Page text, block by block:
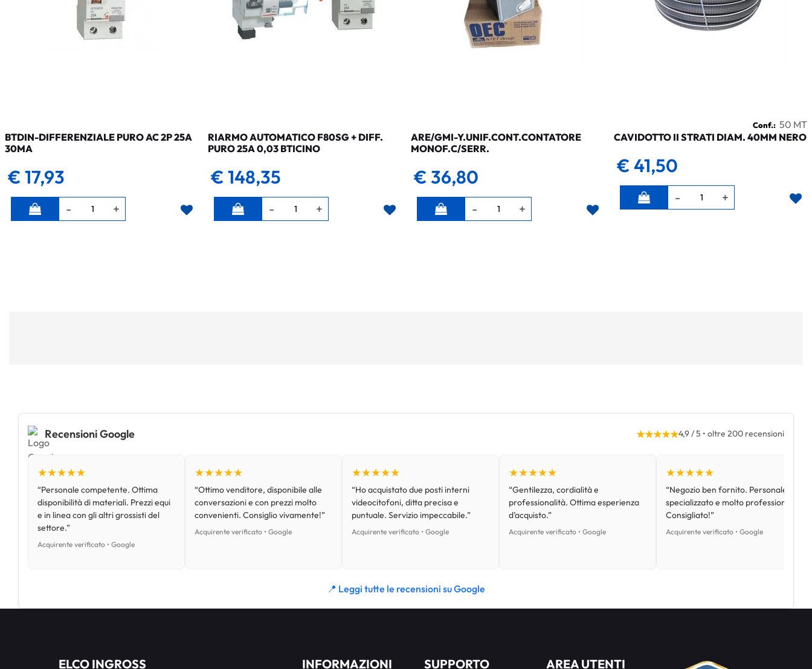
BTDIN-DIFFERENZIALE PURO AC 2P 25A
30MA
€ 17,93
Quantità
RIARMO AUTOMATICO F80SG + DIFF.
PURO 25A 0,03 BTICINO
€ 148,35
Quantità
ARE/GMI-Y.UNIF.CONT.CONTATORE
MONOF.C/SERR.
€ 36,80
Quantità
Conf.: 50 MT
CAVIDOTTO II STRATI DIAM. 40MM NERO
€ 41,50
Quantità
Recensioni Google ★★★★★4,9 / 5 • oltre 200 recensioni
★★★★★
“Personale competente. Ottima
disponibilità di materiali. Prezzi equi
e in linea con gli altri grossisti del
settore.”
Acquirente verificato • Google
★★★★★
“Ottimo venditore, disponibile alle
conversazioni e con prezzi molto
convenienti. Consiglio vivamente!”
Acquirente verificato • Google
★★★★★
“Ho acquistato due posti interni
videocitofoni, ditta precisa e
puntuale. Servizio impeccabile.”
Acquirente verificato • Google
★★★★★
“Gentilezza, cordialità e
professionalità. Ottima esperienza
d’acquisto.”
Acquirente verificato • Google
★★★★★
“Negozio ben fornito. Personale
specializzato e molto professionale.
Consigliato!”
Acquirente verificato • Google
📍 Leggi tutte le recensioni su Google
ELCO INGROSS INFORMAZIONI SUPPORTO AREA UTENTI